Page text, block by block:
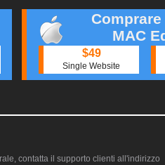
MAC
$49
Single Website
contatta il supporto clienti all'indirizzo